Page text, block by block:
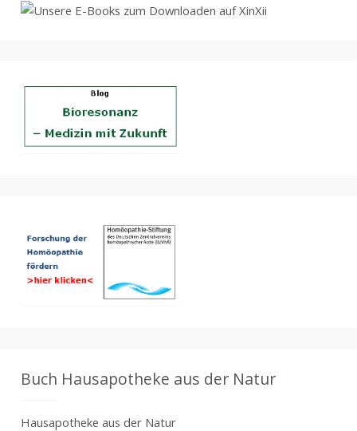
Buch Hausapotheke aus der Natur
Hausapotheke aus der Natur